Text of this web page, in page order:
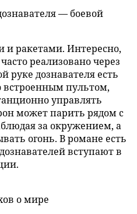
— боевой
ракетами. Интересно,
реализовано через
руке дознавателя есть
встроенным пультом,
управлять
может парить рядом с
за окружением, а
огонь. В романе есть
вступают в
о мире